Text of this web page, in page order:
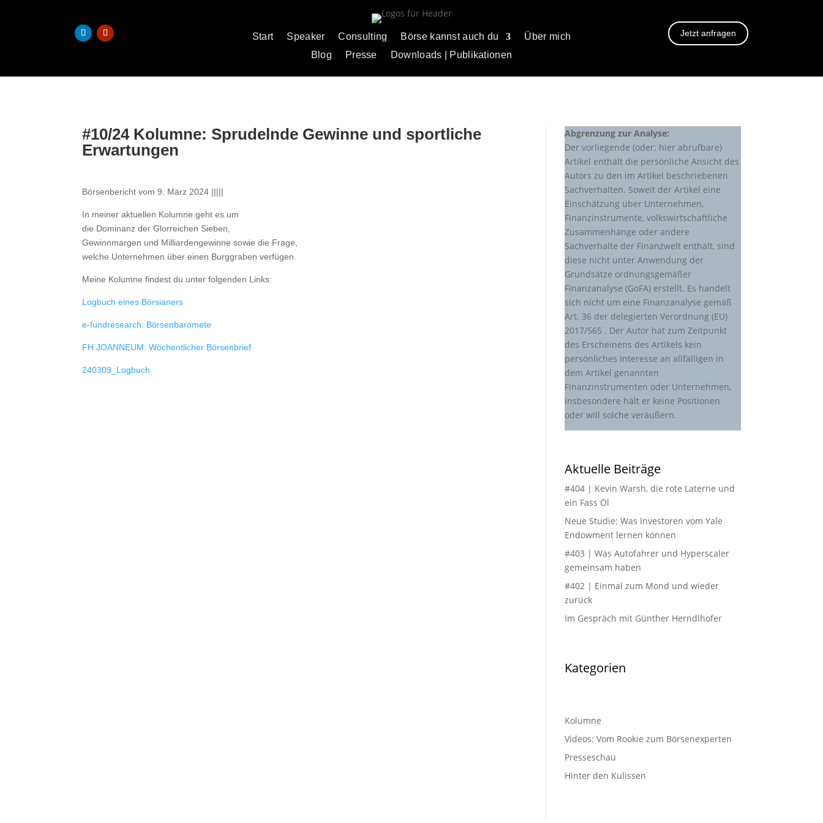
Start Speaker Consulting Börse kannst auch du
Über mich
Blog
Presse Downloads | Publikationen
Jetzt anfragen
#10/24 Kolumne: Sprudelnde Gewinne und sportliche
Erwartungen
Börsenbericht vom 9. März 2024 |||||
In meiner aktuellen Kolumne geht es um
die Dominanz der Glorreichen Sieben,
Gewinnmargen und Milliardengewinne sowie die Frage,
welche Unternehmen über einen Burggraben verfügen.
Meine Kolumne findest du unter folgenden Links:
Logbuch eines Börsianers
e-fundresearch: Börsenbaromete
FH JOANNEUM: Wöchentlicher Börsenbrief
240309_Logbuch
Abgrenzung zur Analyse:
Der vorliegende (oder: hier abrufbare)
Artikel enthält die persönliche Ansicht des
Autors zu den im Artikel beschriebenen
Sachverhalten. Soweit der Artikel eine
Einschätzung über Unternehmen,
Finanzinstrumente, volkswirtschaftliche
Zusammenhänge oder andere
Sachverhalte der Finanzwelt enthält, sind
diese nicht unter Anwendung der
Grundsätze ordnungsgemäßer
Finanzanalyse (GoFA) erstellt. Es handelt
sich nicht um eine Finanzanalyse gemäß
Art. 36 der delegierten Verordnung (EU)
2017/565 . Der Autor hat zum Zeitpunkt
des Erscheinens des Artikels kein
persönliches Interesse an allfälligen in
dem Artikel genannten
Finanzinstrumenten oder Unternehmen,
insbesondere hält er keine Positionen
oder will solche veräußern.
Aktuelle Beiträge
#404 | Kevin Warsh, die rote Laterne und
ein Fass Öl
Neue Studie: Was Investoren vom Yale
Endowment lernen können
#403 | Was Autofahrer und Hyperscaler
gemeinsam haben
#402 | Einmal zum Mond und wieder
zurück
Im Gespräch mit Günther Herndlhofer
Kategorien
Kolumne
Videos: Vom Rookie zum Börsenexperten
Presseschau
Hinter den Kulissen